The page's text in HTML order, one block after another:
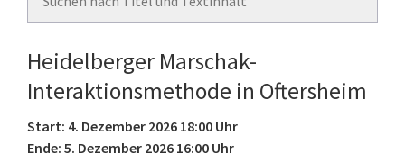
Heidelberger Marschak-
Interaktionsmethode in Oftersheim
Start: 4. Dezember 2026 18:00 Uhr
Ende: 5. Dezember 2026 16:00 Uhr